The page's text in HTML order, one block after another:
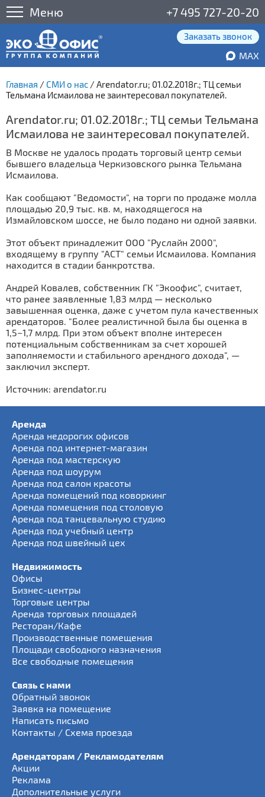
Меню +7 495 727-20-20
Заказать звонок
MAX
Главная / СМИ о нас /Arendator.ru; 01.02.2018г.; ТЦ семьи
Тельмана Исмаилова не заинтересовал покупателей.
Arendator.ru; 01.02.2018г.; ТЦ семьи Тельмана
Исмаилова не заинтересовал покупателей.
В Москве не удалось продать торговый центр семьи
бывшего владельца Черкизовского рынка Тельмана
Исмаилова.
Как сообщают "Ведомости", на торги по продаже молла
площадью 20,9 тыс. кв. м, находящегося на
Измайловском шоссе, не было подано ни одной заявки.
Этот объект принадлежит ООО "Руслайн 2000",
входящему в группу "АСТ" семьи Исмаилова. Компания
находится в стадии банкротства.
Андрей Ковалев, собственник ГК "Экоофис", считает,
что ранее заявленные 1,83 млрд — несколько
завышенная оценка, даже с учетом пула качественных
арендаторов. "Более реалистичной была бы оценка в
1,5−1,7 млрд. При этом объект вполне интересен
потенциальным собственникам за счет хорошей
заполняемости и стабильного арендного дохода", —
заключил эксперт.
Источник: arendator.ru
Аренда
Аренда недорогих офисов
Аренда под интернет-магазин
Аренда под мастерскую
Аренда под шоурум
Аренда под салон красоты
Аренда помещений под коворкинг
Аренда помещения под столовую
Аренда под танцевальную студию
Аренда под учебный центр
Аренда под швейный цех
Недвижимость
Офисы
Бизнес-центры
Торговые центры
Аренда торговых площадей
Ресторан/Кафе
Производственные помещения
Площади свободного назначения
Все свободные помещения
Связь с нами
Обратный звонок
Заявка на помещение
Написать письмо
Контакты / Схема проезда
Арендаторам / Рекламодателям
Акции
Реклама
Дополнительные услуги